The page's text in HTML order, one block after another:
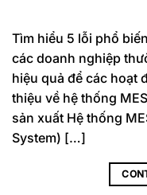
Tìm hiểu 5 lỗi phổ
các doanh nghiệp
hiệu quả để các hoạt
thiệu về hệ thống
sản xuất Hệ thống
System) […]